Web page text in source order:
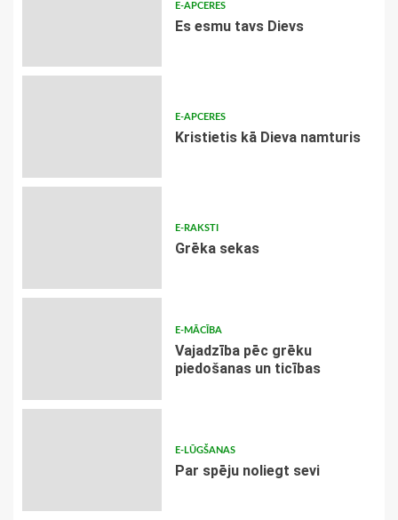
E-APCERES
Es esmu tavs Dievs
E-APCERES
Kristietis kā Dieva namturis
E-RAKSTI
Grēka sekas
E-MĀCĪBA
Vajadzība pēc grēku
piedošanas un ticības
E-LŪGŠANAS
Par spēju noliegt sevi